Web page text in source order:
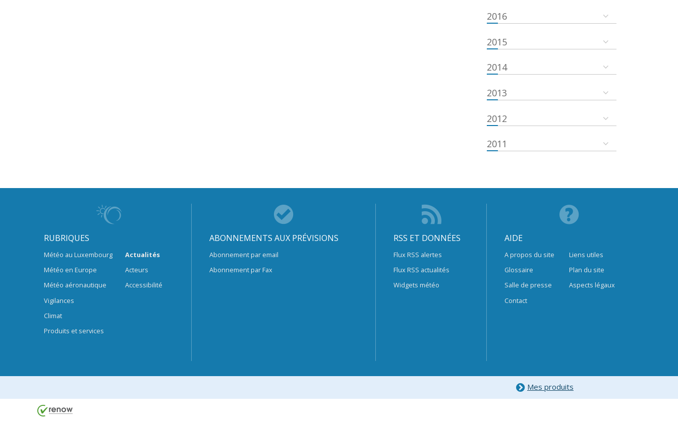
2016
2015
2014
2013
2012
2011
RUBRIQUES
Météo au Luxembourg
Météo en Europe
Météo aéronautique
Vigilances
Climat
Produits et services
Actualités
Acteurs
Accessibilité
ABONNEMENTS AUX PRÉVISIONS
Abonnement par email
Abonnement par Fax
RSS ET DONNÉES
Flux RSS alertes
Flux RSS actualités
Widgets météo
AIDE
A propos du site
Glossaire
Salle de presse
Contact
Liens utiles
Plan du site
Aspects légaux
Mes produits